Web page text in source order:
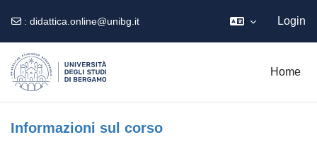
: didattica.online@unibg.it Login
Home
Informazioni sul corso